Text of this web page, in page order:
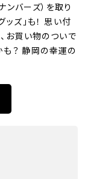
ンバーズ）を取り
ズ」も！ 思い付
お買い物のついで
？ 静岡の幸運の